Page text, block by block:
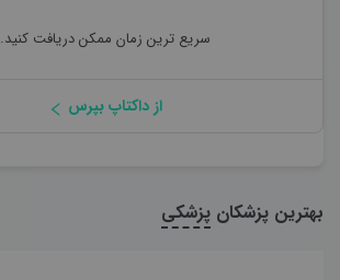
سریع ترین زمان ممکن دریافت کنید.
از داکتاپ بپرس
بهترین پزشکان پزشکی